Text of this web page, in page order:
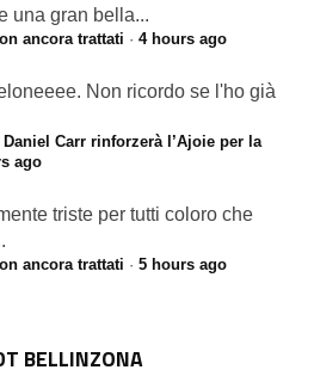
una gran bella...
ancora trattati · 4 hours ago
Non ricordo se l'ho già
Daniel Carr rinforzerà l’Ajoie per la
ago
triste per tutti coloro che
ancora trattati · 5 hours ago
BELLINZONA